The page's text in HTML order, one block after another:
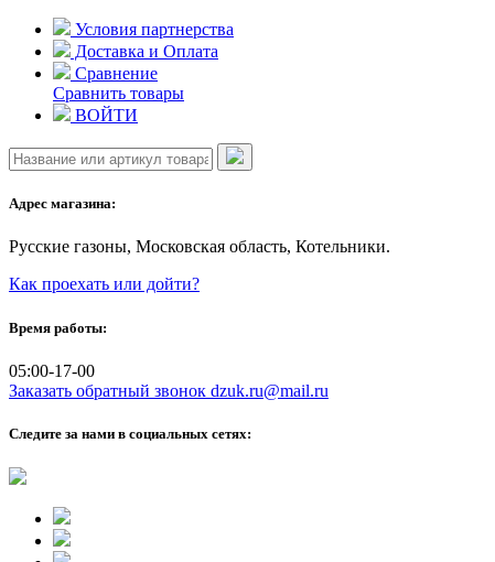
Skip
content
Условия партнерства
Доставка и Оплата
Сравнение
Сравнить товары
ВОЙТИ
Адрес магазина:
Русские газоны, Московская область, Котельники.
Как проехать или дойти?
Время работы:
05:00-17-00
Заказать обратный звонок dzuk.ru@mail.ru
Следите за нами в социальных сетях: